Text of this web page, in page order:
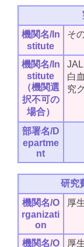
機関名/In
stitute
そ
機関名/In
stitute
（機関選
択不可の
場合）
白
究
部署名/D
epartme
nt
研究
機関名/O
rganizati
on
厚
機関名/O
厚